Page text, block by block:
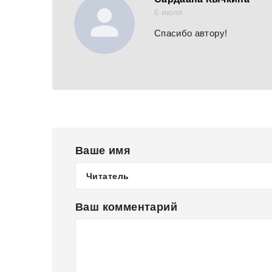
6 июля
Спасибо автору!
Ваше имя
Ваш комментарий